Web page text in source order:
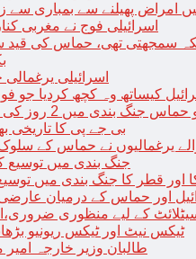
امراض پھیلنے سے بمباری سے
اسرائیلی فوج نے مغربی
سمجھتی تھی، حماس کی قید
اسرائیلی
کیساتھ وہ کچھ کردیا جو
میں 2 روز کی توسیع، حماس نے مزید 11 یرغمالی رہا کر دیے
بی جے پی کا تاریخی
یرغمالیوں نے حماس کے
جنگ بندی میں توسیع
اور قطر کا جنگ بندی میں
اور حماس کے درمیان
کے لیے منظوری
ٹیکس نیٹ اور ٹیکس ریونیو
طالبان وزیر خارجہ امیر